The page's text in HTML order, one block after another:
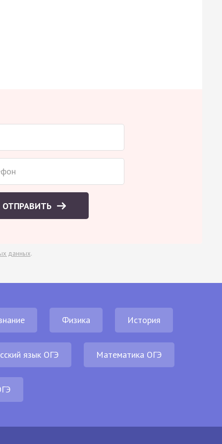
ОТПРАВИТЬ
данных.
Физика История
язык ОГЭ Математика ОГЭ